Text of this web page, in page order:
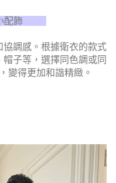
配飾
調感。根據衛衣的款式
子等，選擇同色調或同
變得更加和諧精緻。